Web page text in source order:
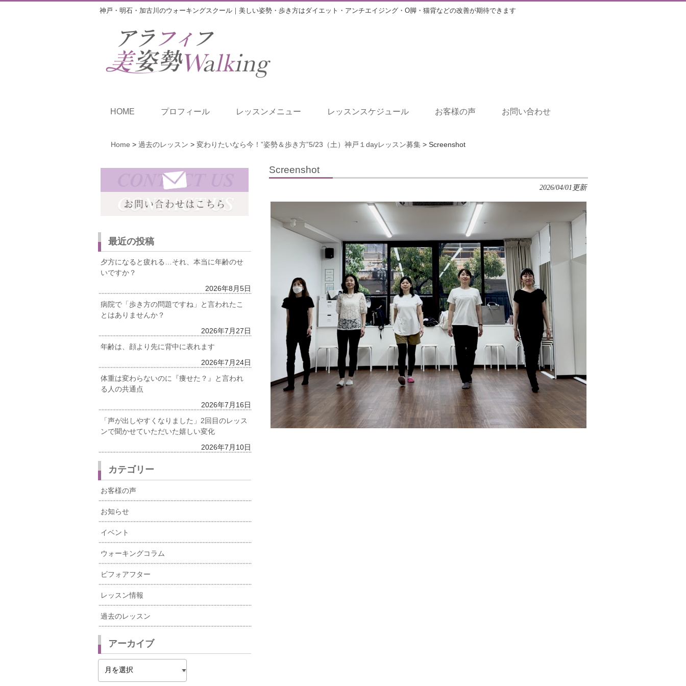
神戸・明石・加古川のウォーキングスクール｜美しい姿勢・歩き方はダイエット・アンチエイジング・O脚・猫背などの改善が期待できます
HOME プロフィール レッスンメニュー レッスンスケジュール お客様の声 お問い合わせ
Home > 過去のレッスン > 変わりたいなら今！”姿勢＆歩き方”5/23（土）神戸１dayレッスン募集 > Screenshot
Screenshot
2026/04/01更新
最近の投稿
夕方になると疲れる…それ、本当に年齢のせ
いですか？
2026年8月5日
病院で「歩き方の問題ですね」と言われたこ
とはありませんか？
2026年7月27日
年齢は、顔より先に背中に表れます
2026年7月24日
体重は変わらないのに『痩せた？』と言われ
る人の共通点
2026年7月16日
「声が出しやすくなりました」2回目のレッス
ンで聞かせていただいた嬉しい変化
2026年7月10日
カテゴリー
お客様の声
お知らせ
イベント
ウォーキングコラム
ビフォアフター
レッスン情報
過去のレッスン
アーカイブ